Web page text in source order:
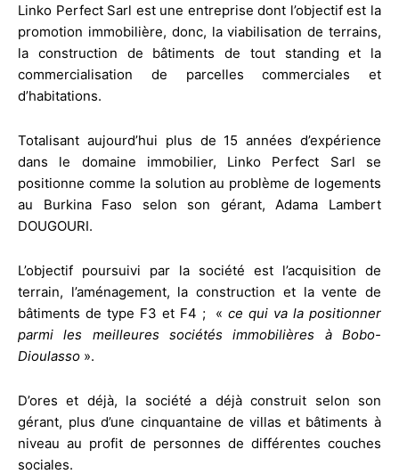
Linko Perfect Sarl est une entreprise dont l’objectif est la
promotion immobilière, donc, la viabilisation de terrains,
la construction de bâtiments de tout standing et la
commercialisation de parcelles commerciales et
d’habitations.
Totalisant aujourd’hui plus de 15 années d’expérience
dans le domaine immobilier, Linko Perfect Sarl se
positionne comme la solution au problème de logements
au Burkina Faso selon son gérant, Adama Lambert
DOUGOURI.
L’objectif poursuivi par la société est l’acquisition de
terrain, l’aménagement, la construction et la vente de
bâtiments de type F3 et F4 ; «ce qui va la positionner
parmi les meilleures sociétés immobilières à Bobo-
Dioulasso ».
D’ores et déjà, la société a déjà construit selon son
gérant, plus d’une cinquantaine de villas et bâtiments à
niveau au profit de personnes de différentes couches
sociales.